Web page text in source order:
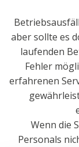
aber sollte es
laufenden
Fehler
erfahrenen
Wenn die
Personals